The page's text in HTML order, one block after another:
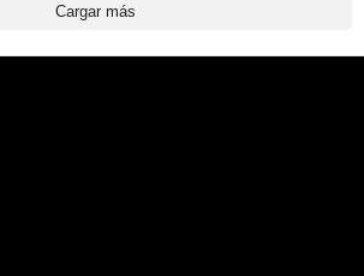
Cargar más